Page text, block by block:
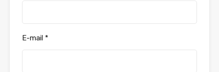
E-mail *